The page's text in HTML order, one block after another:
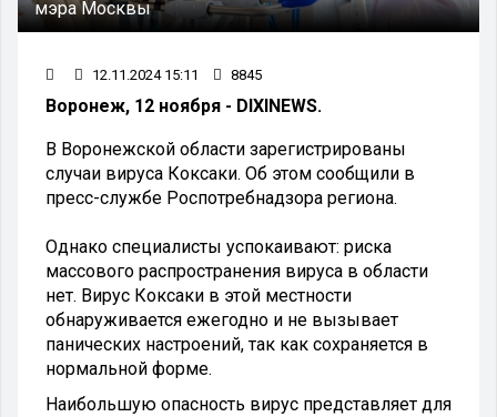
мэра Москвы
12.11.2024 15:11 8845
Воронеж, 12 ноября - DIXINEWS.
В Воронежской области зарегистрированы
случаи вируса Коксаки. Об этом сообщили в
пресс-службе Роспотребнадзора региона.
Однако специалисты успокаивают: риска
массового распространения вируса в области
нет. Вирус Коксаки в этой местности
обнаруживается ежегодно и не вызывает
панических настроений, так как сохраняется в
нормальной форме.
Наибольшую опасность вирус представляет для